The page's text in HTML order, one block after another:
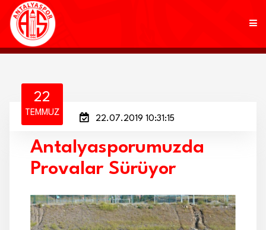
KULÜP
AKADEMİ
MARKALAR
TARAFTAR
22
TEMMUZ
22.07.2019 10:31:15
Antalyasporumuzda
Provalar Sürüyor